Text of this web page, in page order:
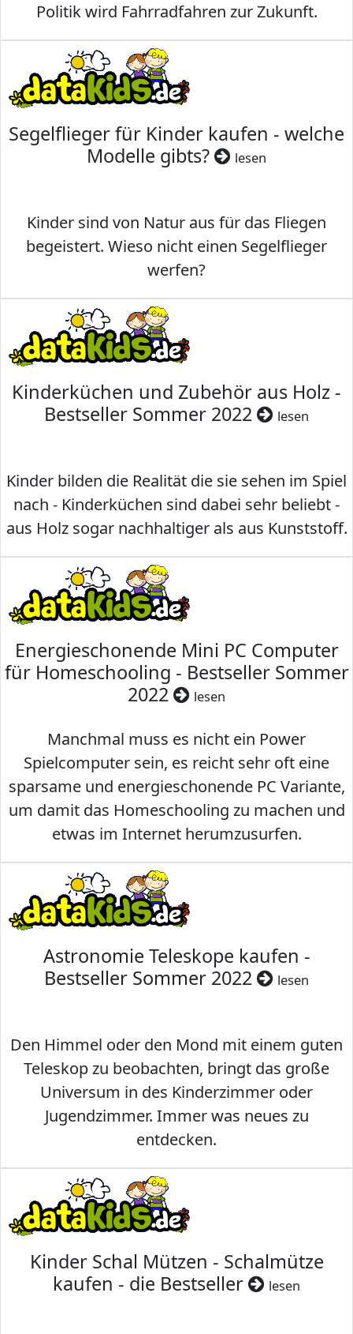
Politik wird Fahrradfahren zur Zukunft.
Segelflieger für Kinder kaufen - welche
Modelle gibts?
lesen
Kinder sind von Natur aus für das Fliegen
begeistert. Wieso nicht einen Segelflieger
werfen?
Kinderküchen und Zubehör aus Holz -
Bestseller Sommer 2022
lesen
Kinder bilden die Realität die sie sehen im Spiel
nach - Kinderküchen sind dabei sehr beliebt -
aus Holz sogar nachhaltiger als aus Kunststoff.
Energieschonende Mini PC Computer
für Homeschooling - Bestseller Sommer
2022
lesen
Manchmal muss es nicht ein Power
Spielcomputer sein, es reicht sehr oft eine
sparsame und energieschonende PC Variante,
um damit das Homeschooling zu machen und
etwas im Internet herumzusurfen.
Astronomie Teleskope kaufen -
Bestseller Sommer 2022
lesen
Den Himmel oder den Mond mit einem guten
Teleskop zu beobachten, bringt das große
Universum in des Kinderzimmer oder
Jugendzimmer. Immer was neues zu
entdecken.
Kinder Schal Mützen - Schalmütze
kaufen - die Bestseller
lesen